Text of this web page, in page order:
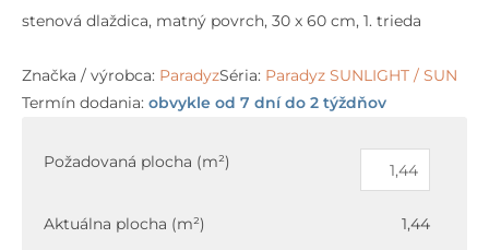
stenová dlaždica, matný povrch, 30 x 60 cm, 1. trieda
Značka / výrobca: ParadyzSéria: Paradyz SUNLIGHT / SUN
Termín dodania: obvykle od 7 dní do 2 týždňov
Požadovaná plocha (m²)
Aktuálna plocha (m²) 1,44
Paradyz